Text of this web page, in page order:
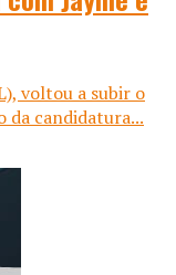
voltou a subir o
candidatura...